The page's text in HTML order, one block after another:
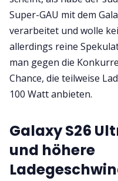
Super-GAU mit dem
verarbeitet und wolle
allerdings reine
man gegen die
Chance, die teilweise
100 Watt anbieten.
Galaxy S26
und höhere